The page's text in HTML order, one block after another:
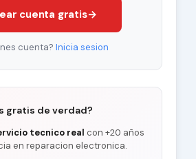
cuenta gratis→
cuenta? Inicia sesion
gratis de verdad?
tecnico real con +20 años
en reparacion electronica.